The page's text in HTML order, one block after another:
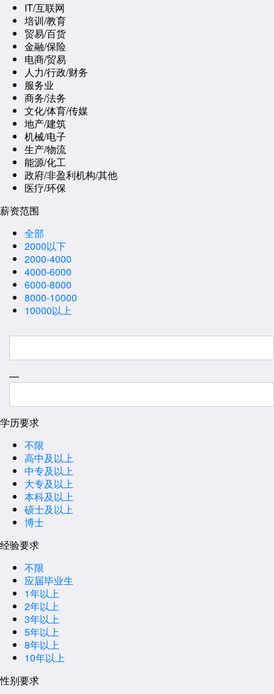
IT/互联网
培训/教育
贸易/百货
金融/保险
电商/贸易
人力/行政/财务
服务业
商务/法务
文化/体育/传媒
地产/建筑
机械/电子
生产/物流
能源/化工
政府/非盈利机构/其他
医疗/环保
薪资范围
全部
2000以下
2000-4000
4000-6000
6000-8000
8000-10000
10000以上
—
学历要求
不限
高中及以上
中专及以上
大专及以上
本科及以上
硕士及以上
博士
经验要求
不限
应届毕业生
1年以上
2年以上
3年以上
5年以上
8年以上
10年以上
性别要求